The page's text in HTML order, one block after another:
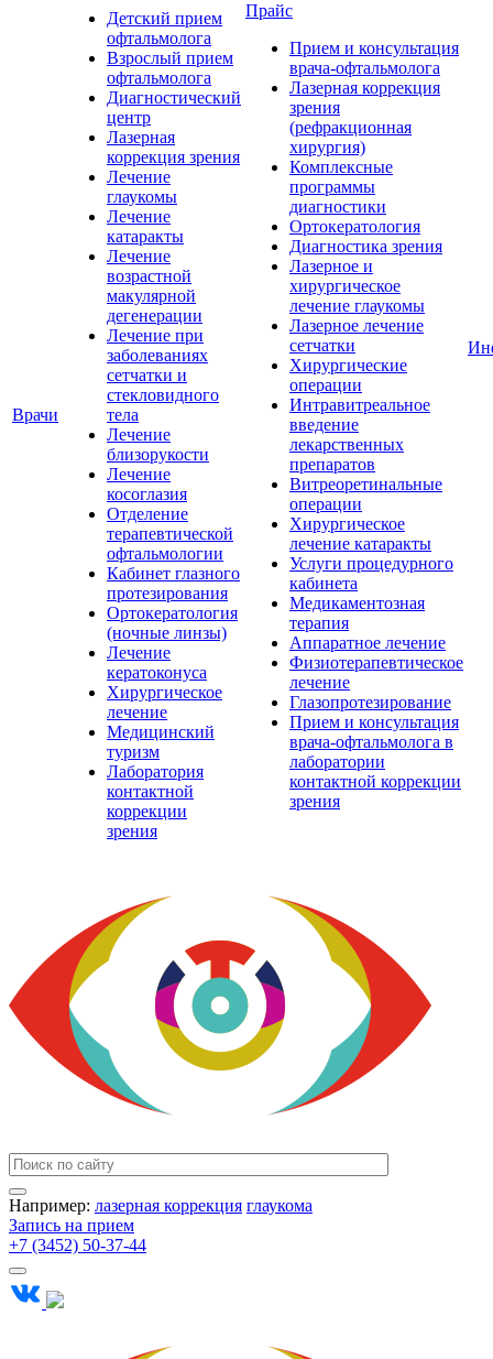
Врачи
Детский прием
офтальмолога
Взрослый прием
офтальмолога
Диагностический
центр
Лазерная
коррекция зрения
Лечение
глаукомы
Лечение
катаракты
Лечение
возрастной
макулярной
дегенерации
Лечение при
заболеваниях
сетчатки и
стекловидного
тела
Лечение
близорукости
Лечение
косоглазия
Отделение
терапевтической
офтальмологии
Кабинет глазного
протезирования
Ортокератология
(ночные линзы)
Лечение
кератоконуса
Хирургическое
лечение
Медицинский
туризм
Лаборатория
контактной
коррекции
зрения
Прайс
Прием и консультация
врача-офтальмолога
Лазерная коррекция
зрения
(рефракционная
хирургия)
Комплексные
программы
диагностики
Ортокератология
Диагностика зрения
Лазерное и
хирургическое
лечение глаукомы
Лазерное лечение
сетчатки
Хирургические
операции
Интравитреальное
введение
лекарственных
препаратов
Витреоретинальные
операции
Хирургическое
лечение катаракты
Услуги процедурного
кабинета
Медикаментозная
терапия
Аппаратное лечение
Физиотерапевтическое
лечение
Глазопротезирование
Прием и консультация
врача-офтальмолога в
лаборатории
контактной коррекции
зрения
Например: лазерная коррекция глаукома
Запись на прием
+7 (3452) 50-37-44